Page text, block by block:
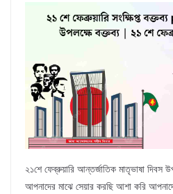
২১শে ফেব্রুয়ারি আন্তর্জাতিক মাতৃভাষা
আপনাদের মাঝে সেয়ার করছি আশা করি